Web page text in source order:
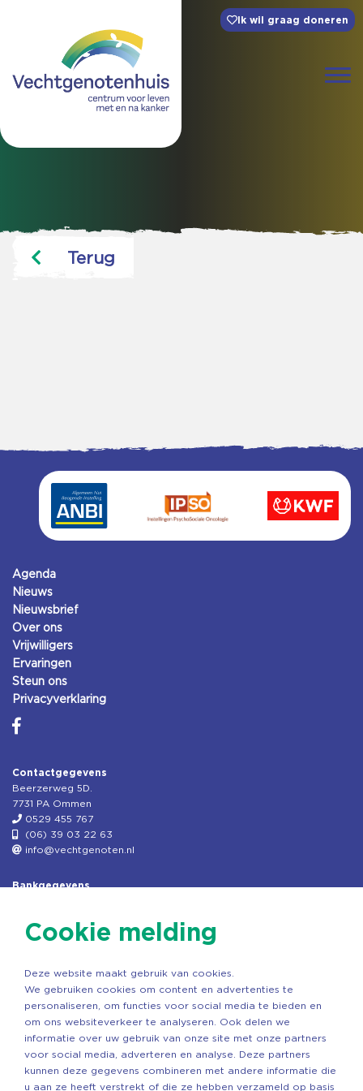
Ik wil graag doneren
Terug
Agenda
Nieuws
Nieuwsbrief
Over ons
Vrijwilligers
Ervaringen
Steun ons
Privacyverklaring
Contactgegevens
Beerzerweg 5D.
7731 PA Ommen
0529 455 767
(06) 39 03 22 63
info@vechtgenoten.nl
Bankgegevens
Rek.nr: NL85RABO0127579230
Copyright ©2026 Vechtgenoten
Cookie melding
Deze website maakt gebruik van cookies.
We gebruiken cookies om content en advertenties te
personaliseren, om functies voor social media te bieden en
om ons websiteverkeer te analyseren. Ook delen we
informatie over uw gebruik van onze site met onze partners
voor social media, adverteren en analyse. Deze partners
kunnen deze gegevens combineren met andere informatie die
u aan ze heeft verstrekt of die ze hebben verzameld op basis